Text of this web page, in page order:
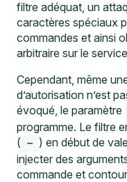
filtre adéquat, un
caractères spéciaux
commandes et ainsi
arbitraire sur le
Cependant, même
d’autorisation n’est
évoqué, le paramètre
programme. Le filtre
(
- ) en début de
injecter des
commande et